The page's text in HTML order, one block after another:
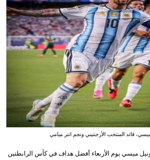
قائد المنتخب الأرجنتيني ونجم انتر ميامي
ميسي يوم الأربعاء أفضل هداف في كأس الرابطتين